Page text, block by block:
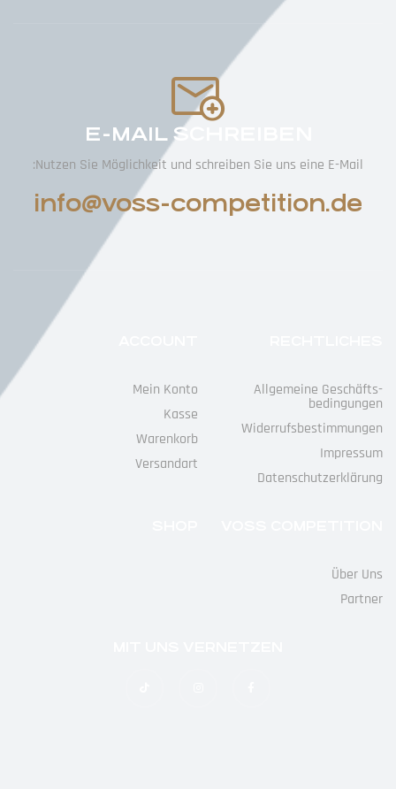
E-MAIL SCHREIBEN
Nutzen Sie Möglichkeit und schreiben Sie uns eine E-Mail:
info@voss-competition.de
Allgemeine Geschäfts­
Bedingungen
Widerrufs­bestimmungen
Impressum
Datenschutz­erklärung
Mein Konto
Kasse
Warenkorb
Versandart
Über Uns
Partner